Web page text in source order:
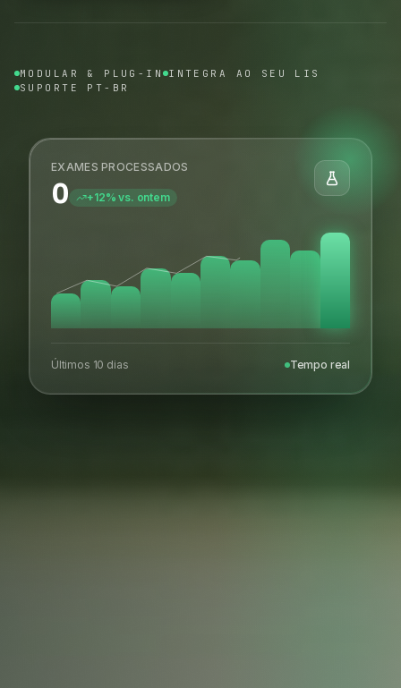
MODULAR & PLUG-IN INTEGRA AO SEU LIS
SUPORTE PT-BR
EXAMES PROCESSADOS
0 +12% vs. ontem
Últimos 10 dias Tempo real